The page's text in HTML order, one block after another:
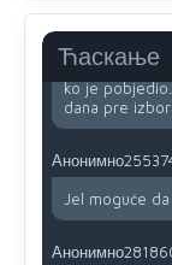
Ћаскање
U SAD poslje
ko je
dana pre
Jel moguće